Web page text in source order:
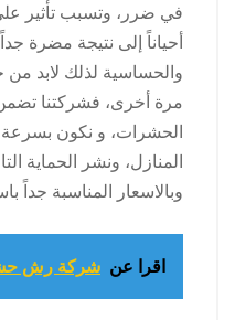
في ضرر، وتسبب تأثير
أحياناً إلى نتيجة مضرة
والحساسية لذلك لابد من
مرة أخرى، فشركتنا
الحشرات، و نكون بسرعة
المنازل، ونشر الحماية
وبالاسعار المناسبة جداً
اقرا عن شركة رش